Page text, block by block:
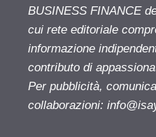
BUSINESS FINANCE
cui rete editoriale
informazione
contributo di
Per pubblicità,
collaborazioni: